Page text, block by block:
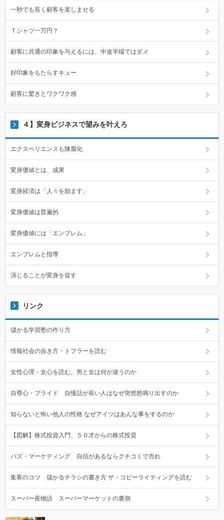
一秒でも長く顧客を楽しませる
Ｔシャツ一万円？
顧客に共通の印象を与えるには、中途半端ではダメ
好印象をもたらすキュー
顧客に驚きとワクワク感
４】変身ビジネスで望みを叶えろ
エクスペリエンスも陳腐化
変身価値とは、成果
変身経済は「人々を励ます」
変身価値は普遍的
変身価値には「エンブレム」
エンブレムと指導
演じることが変身を促す
リンク
儲かる学習塾の作り方
情報社会の歩き方・トフラーを読む
女性心理・女心を読む。男と女は何が違うのか
自尊心・プライド 自慢話が長い人はなぜ突然怒鳴り出すのか
知らないと怖い他人の性格 なぜアイツはあんな事をするのか
【図解】株式投資入門、５０才からの株式投資
バズ・マーケティング 自信があるならクチコミで売れ
集客のコツ 儲かるチラシの書き方 ザ・コピーライティングを読む
スーパー夜物語 スーパーマーケットの裏側